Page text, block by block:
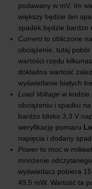
podawany w mV. Im
większy będzie ten
spadek będzie bardzo
Current to obliczone
obciążenie, tutaj
wartości rzędu
dokładna wartość
wyświetlanie białych
Load Voltage w kodzie
obciążeniu i spadku
bardzo blisko 3,3 V
weryfikację pomiaru
napięcia i dodany
Power to moc w
mnożenie
wyświetlacz pobiera
49,5 mW. Wartość ta